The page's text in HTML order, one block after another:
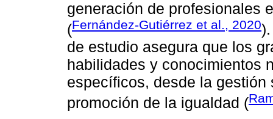
generación de profesionales
(Fernández-Gutiérrez et al., 2020
de estudio asegura que los
habilidades y conocimientos
específicos, desde la
promoción de la igualdad (